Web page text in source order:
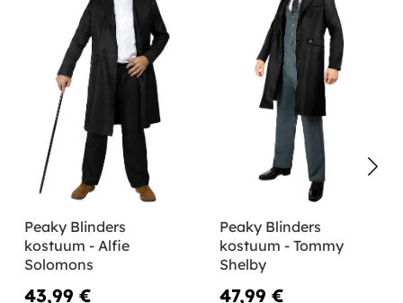
Peaky Blinders
kostuum - Alfie
Solomons
43,99 €
Peaky Blinders
kostuum - Tommy
Shelby
47,99 €